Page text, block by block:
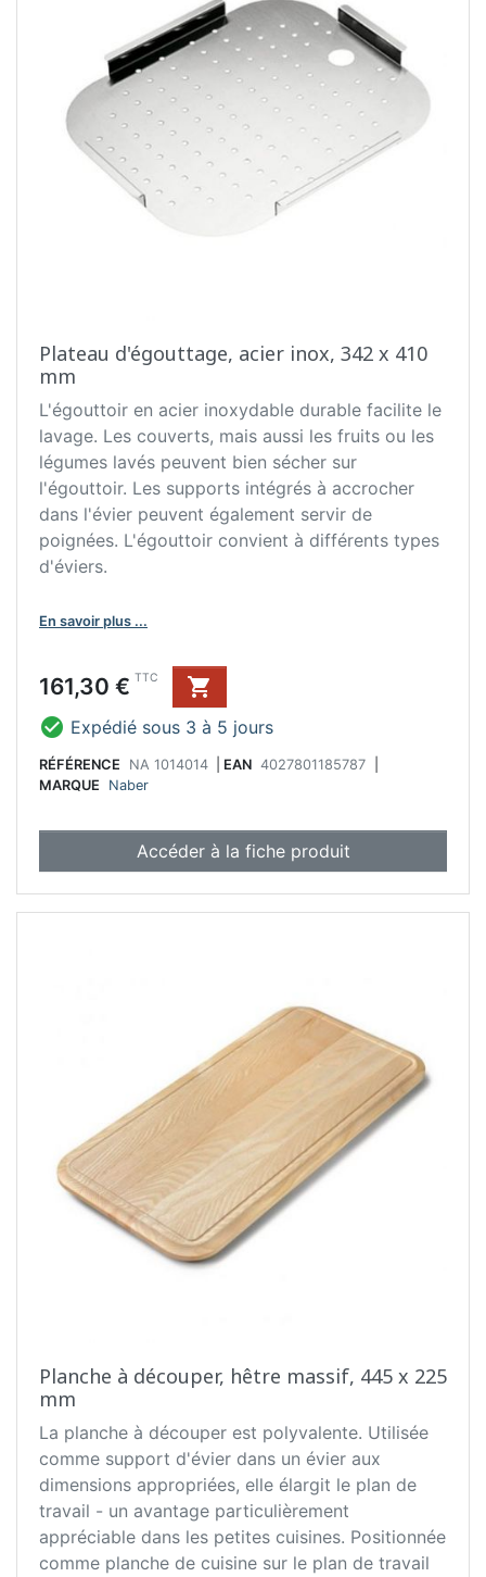
Plateau d'égouttage, acier inox, 342 x 410
mm
L'égouttoir en acier inoxydable durable facilite le
lavage. Les couverts, mais aussi les fruits ou les
légumes lavés peuvent bien sécher sur
l'égouttoir. Les supports intégrés à accrocher
dans l'évier peuvent également servir de
poignées. L'égouttoir convient à différents types
d'éviers.
En savoir plus ...
Prix
161,30 € TTC

 Expédié sous 3 à 5 jours
RÉFÉRENCE NA 1014014 EAN 4027801185787
MARQUE
Naber
Accéder à la fiche produit
Planche à découper, hêtre massif, 445 x 225
mm
La planche à découper est polyvalente. Utilisée
comme support d'évier dans un évier aux
dimensions appropriées, elle élargit le plan de
travail - un avantage particulièrement
appréciable dans les petites cuisines. Positionnée
comme planche de cuisine sur le plan de travail